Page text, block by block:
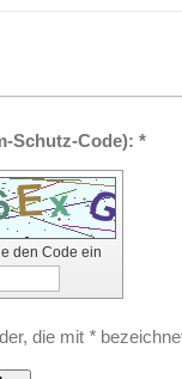
Captcha (Spam-Schutz-Code): *
den Code ein
die mit *